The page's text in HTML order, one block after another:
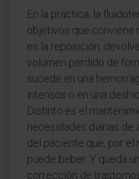
En la práctica, la
objetivos que conviene
es la reposición:
volumen perdido de
sucede en una
intensos o en una
Distinto es el
necesidades diarias de
del paciente que, por el
puede beber. Y queda
corrección de